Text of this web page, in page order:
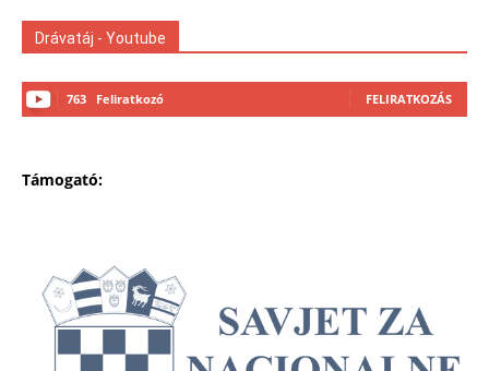
Drávatáj - Youtube
763 Feliratkozó FELIRATKOZÁS
Támogató: